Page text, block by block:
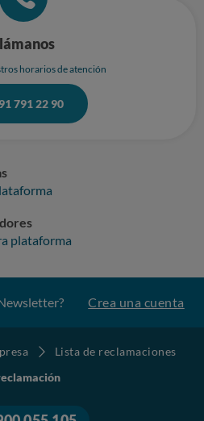
horarios de atención
91 791 22 90
plataforma
Crea una cuenta
Lista de reclamaciones